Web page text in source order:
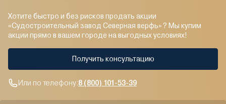
Хотите быстро и без рисков продать акции
«Судостроительный завод Северная верфь» ? Мы купим
акции прямо в вашем городе на выгодных условиях!
Получить консультацию
Или по телефону:8 (800) 101-53-39